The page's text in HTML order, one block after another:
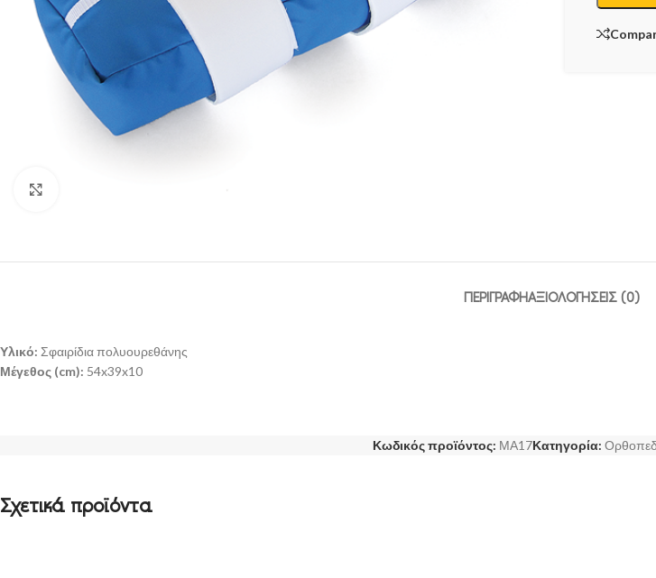
ΠΕΡΙΓΡΑΦΉΑΞΙΟΛΟΓΉΣΕΙΣ (0)
Υλικό: Σφαιρίδια πολυουρεθάνης
Μέγεθος (cm): 54x39x10
Κωδικός προϊόντος: ΜΑ17Κατηγορία:
Σχετικά προϊόντα